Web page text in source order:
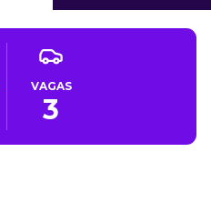
VAGAS
3